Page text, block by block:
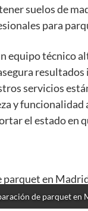
suelos de
para
equipo técnico
resultados
servicios
y funcionalidad
el estado en
de parquet en